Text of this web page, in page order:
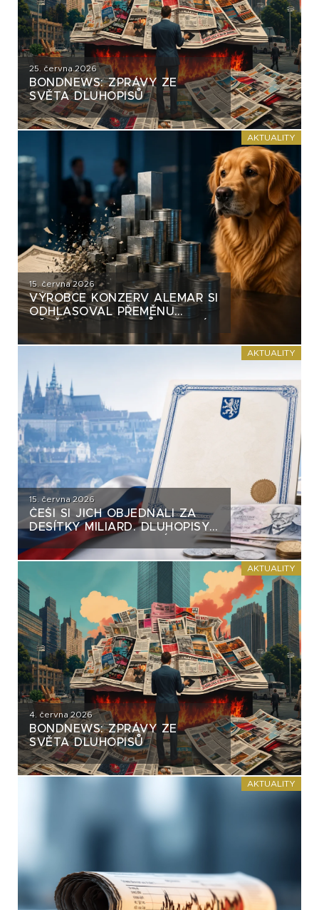
25. června 2026
BONDNEWS: ZPRÁVY ZE
SVĚTA DLUHOPISŮ
AKTUALITY
15. června 2026
VÝROBCE KONZERV ALEMAR SI
ODHLASOVAL PŘEMĚNU
VĚTŠINY DLUHOPISŮ. VZNIKÁ
NA TRHU NEBEZPEČNÝ
AKTUALITY
15. června 2026
ČEŠI SI JICH OBJEDNALI ZA
DESÍTKY MILIARD. DLUHOPISY
REPUBLIKY NASTAVUJÍ
FIREMNÍM EMISÍM NEPŘÍJEMNÉ
AKTUALITY
4. června 2026
BONDNEWS: ZPRÁVY ZE
SVĚTA DLUHOPISŮ
AKTUALITY